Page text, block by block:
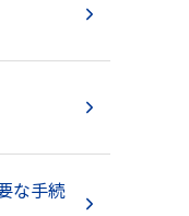
な手続